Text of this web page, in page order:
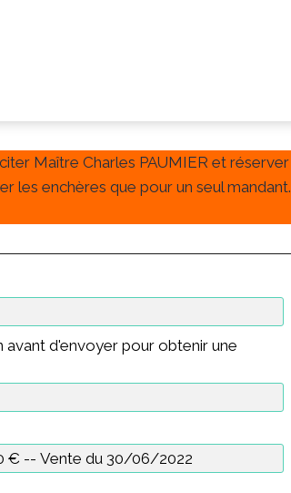
Maître Charles PAUMIER et réserver
les enchères que pour un seul mandant.
d'envoyer pour obtenir une